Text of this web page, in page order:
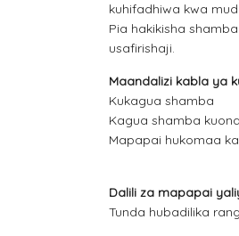
kuhifadhiwa kwa
Pia hakikisha
usafirishaji.
Maandalizi kabla ya
Kukagua shamba
Kagua shamba
Mapapai hukomaa
Dalili za mapapai
Tunda hubadilika